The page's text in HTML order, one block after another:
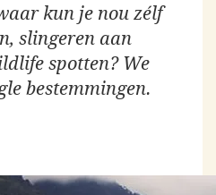
kun je nou zélf
slingeren aan
spotten? We
bestemmingen.